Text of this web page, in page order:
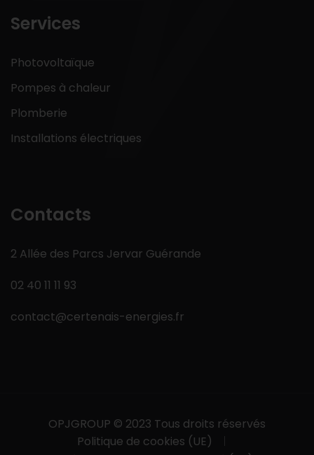
Services
Photovoltaïque
Pompes à chaleur
Plomberie
Installations électriques
Contacts
2 Allée des Parcs Jervar Guérande
02 40 11 11 93
contact@certenais-energies.fr
OPJGROUP © 2023 Tous droits réservés
Politique de cookies (UE)